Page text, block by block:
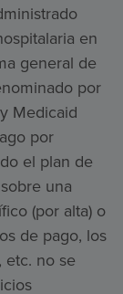
en
general de
por
Medicaid
por
el plan de
una
(por alta) o
de pago, los
etc. no se